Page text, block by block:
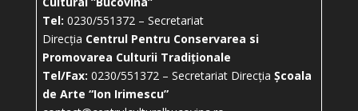
Tel: 0230/551372 – Secretariat
Direcția Centrul Pentru Conservarea si
Promovarea Culturii Tradiționale
Tel/Fax: 0230/551372 – Secretariat Direcția Școala
de Arte “Ion Irimescu”